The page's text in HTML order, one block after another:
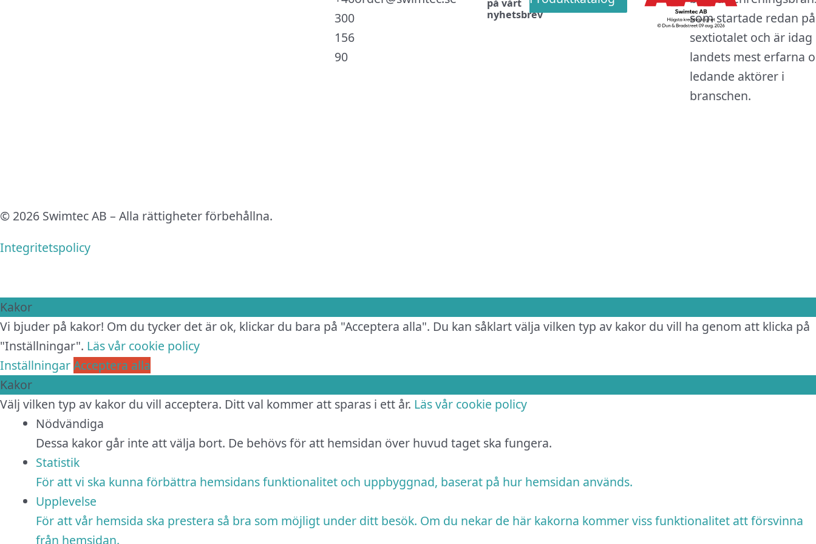
som startade redan på
sextiotalet och är idag
landets mest erfarna
ledande aktörer i
branschen.
300
156
90
på vårt
nyhetsbrev
© 2026 Swimtec AB – Alla rättigheter förbehållna.
Integritetspolicy
Kakor
Vi bjuder på kakor! Om du tycker det är ok, klickar du bara på "Acceptera alla". Du kan såklart välja vilken typ av kakor du vill ha genom att klicka på
"Inställningar". Läs vår cookie policy
InställningarAcceptera alla
Kakor
Välj vilken typ av kakor du vill acceptera. Ditt val kommer att sparas i ett år. Läs vår cookie policy
Nödvändiga
Dessa kakor går inte att välja bort. De behövs för att hemsidan över huvud taget ska fungera.
Statistik
För att vi ska kunna förbättra hemsidans funktionalitet och uppbyggnad, baserat på hur hemsidan används.
Upplevelse
För att vår hemsida ska prestera så bra som möjligt under ditt besök. Om du nekar de här kakorna kommer viss funktionalitet att försvinna
från hemsidan.